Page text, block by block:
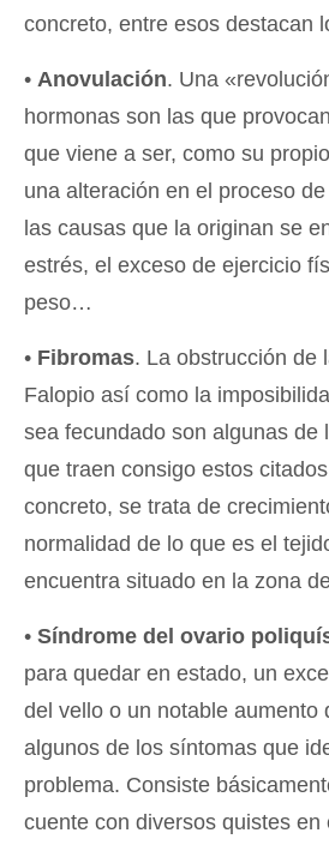
concreto, entre esos destacan
• Anovulación. Una
hormonas son las que
que viene a ser, como su
una alteración en el proceso de
las causas que la originan se
estrés, el exceso de ejercicio
peso…
• Fibromas. La obstrucción de
Falopio así como la
sea fecundado son algunas de
que traen consigo estos
concreto, se trata de
normalidad de lo que es el
encuentra situado en la zona
• Síndrome del ovario
para quedar en estado, un
del vello o un notable aumento
algunos de los síntomas que
problema. Consiste
cuente con diversos quistes en